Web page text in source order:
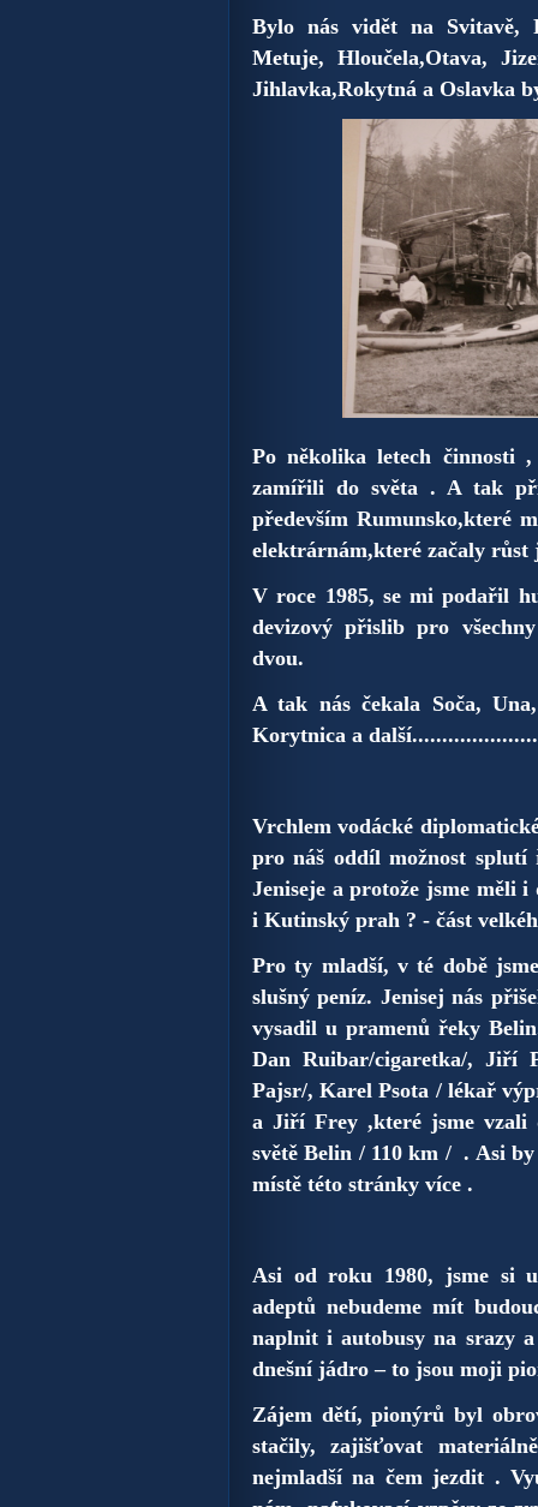
Bylo nás vidět na Svitavě,
Metuje, Hloučela,Otava,
Jihlavka,Rokytná a Oslavka
Po několika letech činnosti
zamířili do světa . A tak
především Rumunsko,které
elektrárnám,které začaly
V roce 1985, se mi podařil
devizový přislib pro
dvou.
A tak násčekala Soča,
Korytnica a další.....................
Vrchlem vodácké
pro náš oddíl možnost splutí
Jeniseje aprotože jsme měli i
i Kutinský prah ? - část
Pro ty mladší, v té době
slušný peníz. Jenisej nás
vysadil u pramenů řeky
Dan Ruibar/cigaretka/, Jiří
Pajsr/, Karel Psota / lékař
a Jiří Frey ,které jsme vzali
světě Belin / 110 km / . Asi
místě této stránky více .
Asi od roku 1980, jsme si
adeptů nebudeme mít
naplnit i autobusy na srazy
dnešní jádro – to jsou moji
Zájem dětí, pionýrů byl
stačily, zajišťovat
nejmladší na čem jezdit .